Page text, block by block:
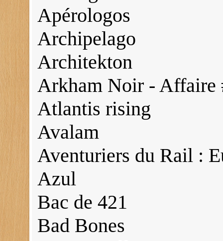
Apérologos
Archipelago
Architekton
Arkham Noir - Affaire
Atlantis rising
Avalam
Aventuriers du Rail :
Azul
Bac de 421
Bad Bones